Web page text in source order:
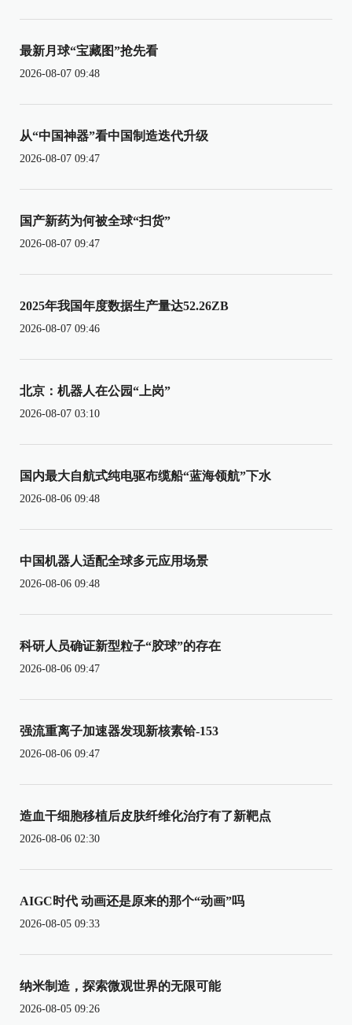
最新月球“宝藏图”抢先看
2026-08-07 09:48
从“中国神器”看中国制造迭代升级
2026-08-07 09:47
国产新药为何被全球“扫货”
2026-08-07 09:47
2025年我国年度数据生产量达52.26ZB
2026-08-07 09:46
北京：机器人在公园“上岗”
2026-08-07 03:10
国内最大自航式纯电驱布缆船“蓝海领航”下水
2026-08-06 09:48
中国机器人适配全球多元应用场景
2026-08-06 09:48
科研人员确证新型粒子“胶球”的存在
2026-08-06 09:47
强流重离子加速器发现新核素铪-153
2026-08-06 09:47
造血干细胞移植后皮肤纤维化治疗有了新靶点
2026-08-06 02:30
AIGC时代 动画还是原来的那个“动画”吗
2026-08-05 09:33
纳米制造，探索微观世界的无限可能
2026-08-05 09:26